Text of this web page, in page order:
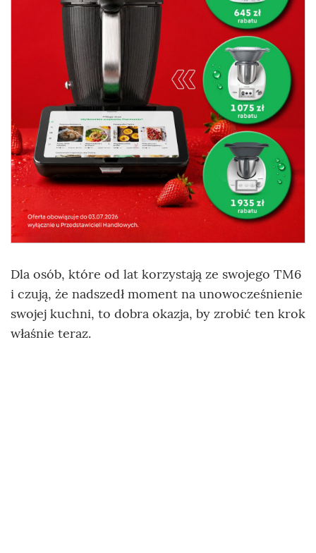
Dla osób, które od lat korzystają ze swojego TM6
i czują, że nadszedł moment na unowocześnienie
swojej kuchni, to dobra okazja, by zrobić ten krok
właśnie teraz.